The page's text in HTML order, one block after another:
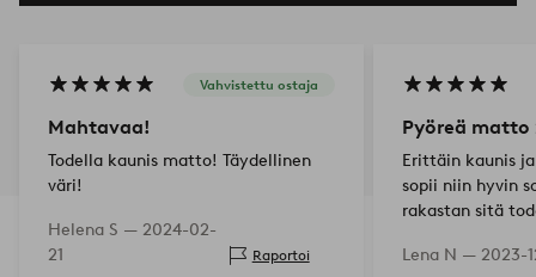
Vahvistettu ostaja
Mahtavaa!
Todella kaunis matto! Täydellinen
väri!
Helena S — 2024-02-
21
Raportoi
Pyöreä matto
Erittäin kaunis
sopii niin hyvin
rakastan sitä
Lena N — 2023-